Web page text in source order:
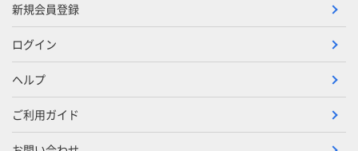
新規会員登録
ログイン
ヘルプ
ご利用ガイド